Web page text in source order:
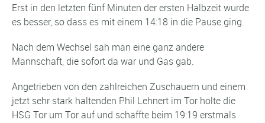
Erst in den letzten fünf Minuten der ersten Halbzeit wurde
es besser, so dass es mit einem 14:18 in die Pause ging.
Nach dem Wechsel sah man eine ganz andere
Mannschaft, die sofort da war und Gas gab.
Angetrieben von den zahlreichen Zuschauern und einem
jetzt sehr stark haltenden Phil Lehnert im Tor holte die
HSG Tor um Tor auf und schaffte beim 19:19 erstmals